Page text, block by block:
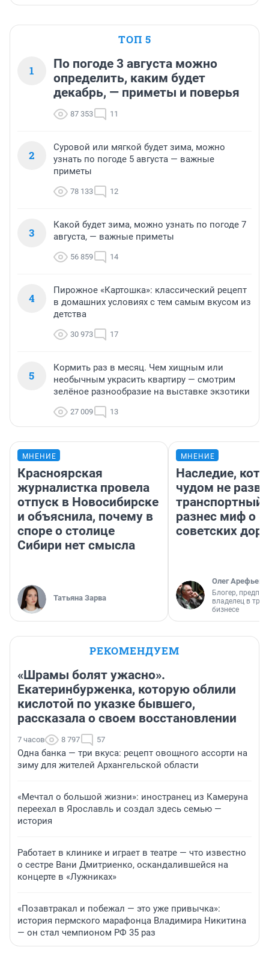
ТОП 5
1
По погоде 3 августа можно
определить, каким будет
декабрь, — приметы и поверья
87 353 11
2
Суровой или мягкой будет зима, можно
узнать по погоде 5 августа — важные
приметы
78 133 12
3
Какой будет зима, можно узнать по погоде 7
августа, — важные приметы
56 859 14
4
Пирожное «Картошка»: классический рецепт
в домашних условиях с тем самым вкусом из
детства
30 973 17
5
Кормить раз в месяц. Чем хищным или
необычным украсить квартиру — смотрим
зелёное разнообразие на выставке экзотики
27 009 13
МНЕНИЕ
Красноярская
журналистка провела
отпуск в Новосибирске
и объяснила, почему в
споре о столице
Сибири нет смысла
Татьяна Зарва
МНЕНИЕ
Наследие,
чудом не
транспортный
разнес миф о
советских
Олег Арефьев
Блогер,
владелец в
бизнесе
РЕКОМЕНДУЕМ
«Шрамы болят ужасно».
Екатеринбурженка, которую облили
кислотой по указке бывшего,
рассказала о своем восстановлении
7 часов 8 797 57
Одна банка — три вкуса: рецепт овощного ассорти на
зиму для жителей Архангельской области
«Мечтал о большой жизни»: иностранец из Камеруна
переехал в Ярославль и создал здесь семью —
история
Работает в клинике и играет в театре — что известно
о сестре Вани Дмитриенко, оскандалившейся на
концерте в «Лужниках»
«Позавтракал и побежал — это уже привычка»:
история пермского марафонца Владимира Никитина
— он стал чемпионом РФ 35 раз